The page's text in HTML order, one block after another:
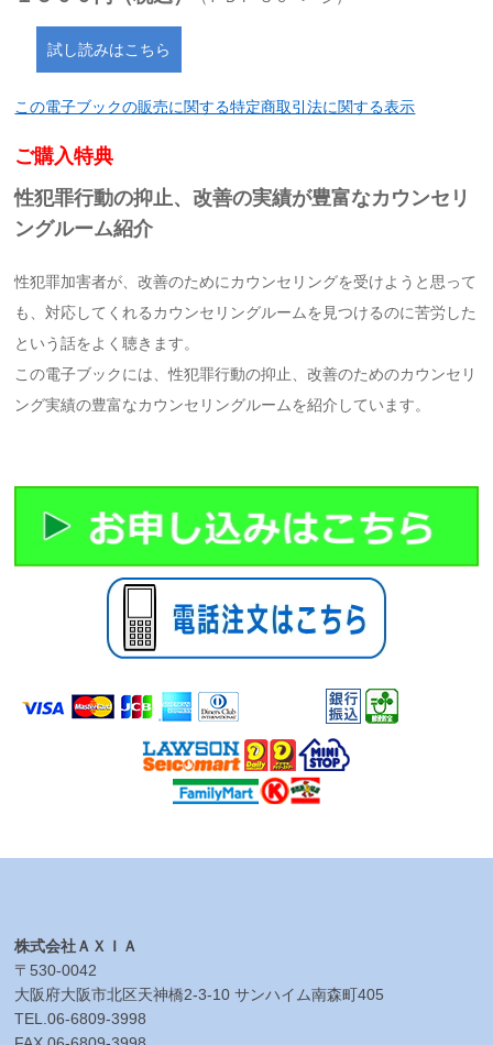
試し読みはこちら
この電子ブックの販売に関する特定商取引法に関する表示
ご購入特典
性犯罪行動の抑止、改善の実績が豊富なカウンセリ
ングルーム紹介
性犯罪加害者が、改善のためにカウンセリングを受けようと思って
も、対応してくれるカウンセリングルームを見つけるのに苦労した
という話をよく聴きます。
この電子ブックには、性犯罪行動の抑止、改善のためのカウンセリ
ング実績の豊富なカウンセリングルームを紹介しています。
株式会社ＡＸＩＡ
〒530-0042
大阪府大阪市北区天神橋2-3-10サンハイム南森町405
TEL.06-6809-3998